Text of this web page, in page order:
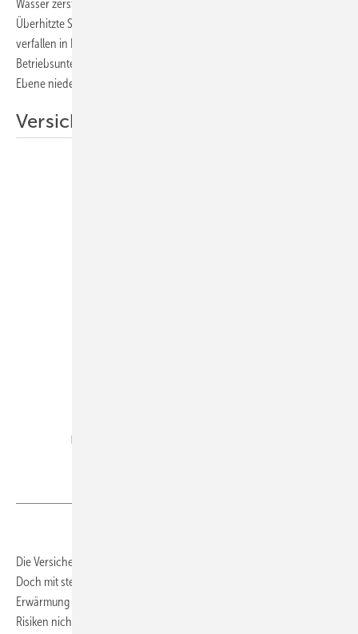
Wasser zerstören Kapital. Überflutete Häuser verlieren an Wert.
Überhitzte Städte werden unbewohnbar. Ganze Anlageklassen
verfallen in Echtzeit, was sich in Wertverlusten,
Betriebsunterbrechungen und Marktentwertungen auf systemischer
Ebene niederschlägt“, betont Thallinger.
Versicherungswirtschaft am Limit
Die Versicherungsbranche habe diese Risiken bislang abgefedert.
Doch mit steigenden Temperaturen – insbesondere bei einer
Erwärmung um 1,5 bis 3 Grad Celsius – könnten Versicherer viele
Risiken nicht mehr decken. Die Prämien würden dann das